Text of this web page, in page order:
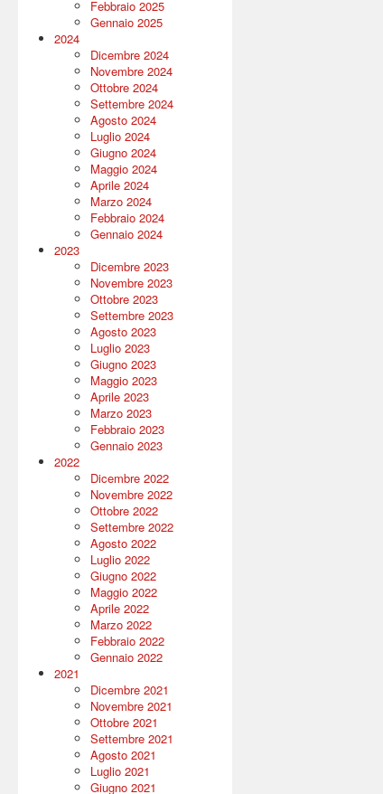
Febbraio 2025
Gennaio 2025
2024
Dicembre 2024
Novembre 2024
Ottobre 2024
Settembre 2024
Agosto 2024
Luglio 2024
Giugno 2024
Maggio 2024
Aprile 2024
Marzo 2024
Febbraio 2024
Gennaio 2024
2023
Dicembre 2023
Novembre 2023
Ottobre 2023
Settembre 2023
Agosto 2023
Luglio 2023
Giugno 2023
Maggio 2023
Aprile 2023
Marzo 2023
Febbraio 2023
Gennaio 2023
2022
Dicembre 2022
Novembre 2022
Ottobre 2022
Settembre 2022
Agosto 2022
Luglio 2022
Giugno 2022
Maggio 2022
Aprile 2022
Marzo 2022
Febbraio 2022
Gennaio 2022
2021
Dicembre 2021
Novembre 2021
Ottobre 2021
Settembre 2021
Agosto 2021
Luglio 2021
Giugno 2021